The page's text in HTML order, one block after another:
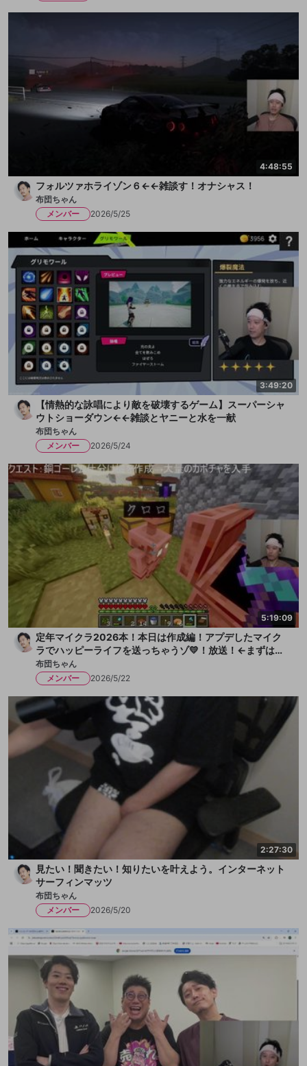
4:48:55
フォルツァホライゾン６←←雑談す！オナシャス！
布団ちゃん
メンバー
2026/5/25
3:49:20
【情熱的な詠唱により敵を破壊するゲーム】スーパーシャ
ウトショーダウン←←雑談とヤニーと水を一献
布団ちゃん
メンバー
2026/5/24
5:19:09
定年マイクラ2026本！本日は作成編！アプデしたマイク
ラでハッピーライフを送っちゃうゾ💛！放送！←まずは水
を一献、そして枇杷ゼリーをちびっと
布団ちゃん
メンバー
2026/5/22
2:27:30
見たい！聞きたい！知りたいを叶えよう。インターネット
サーフィンマッツ
布団ちゃん
メンバー
2026/5/20